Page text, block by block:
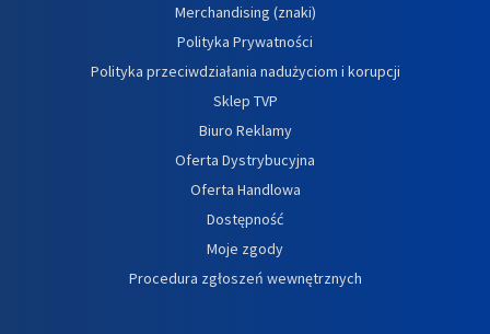
Merchandising (znaki)
Polityka Prywatności
Polityka przeciwdziałania nadużyciom i korupcji
Sklep TVP
Biuro Reklamy
Oferta Dystrybucyjna
Oferta Handlowa
Dostępność
Moje zgody
Procedura zgłoszeń wewnętrznych